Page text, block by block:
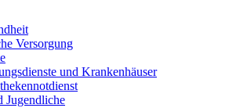
Versorgung
und Krankenhäuser
Jugendliche